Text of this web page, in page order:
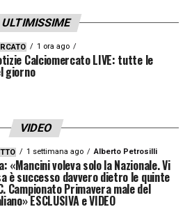
posizione per difendere i
giustizia per Jamal»
NOSTRE TOP NEWS
ULTIMISSIME
1 ora ago
Calciomercato LIVE: tutte le
giorno
VIDEO
1 settimana ago Alberto Petrosilli
«Mancini voleva solo la Nazionale. Vi
è successo davvero dietro le quinte
Campionato Primavera male del
ESCLUSIVA e VIDEO